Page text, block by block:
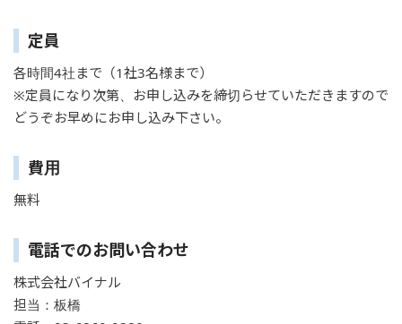
定員
各時間4社まで（1社3名様まで）
※定員になり次第、お申し込みを締切らせていただきますので
どうぞお早めにお申し込み下さい。
費用
無料
電話でのお問い合わせ
株式会社バイナル
担当：板橋